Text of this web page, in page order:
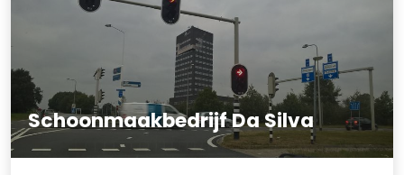
Schoonmaakbedrijf Da Silva